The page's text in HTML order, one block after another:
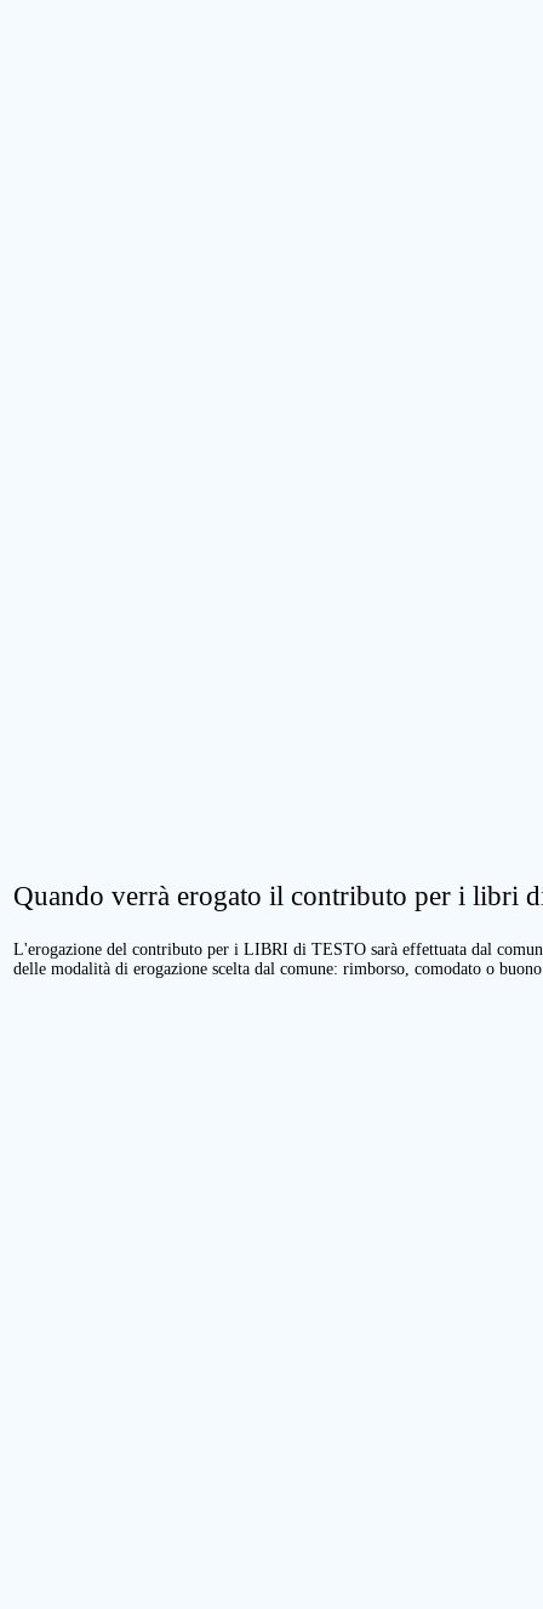
Quando verrà erogato il contributo per i libri
L'erogazione del contributo per i LIBRI di TESTO sarà effettuata dal
delle modalità di erogazione scelta dal comune: rimborso, comodato o